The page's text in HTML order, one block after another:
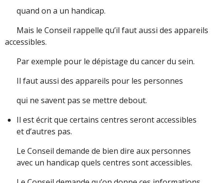
quand on a un handicap.
Mais le Conseil rappelle qu’il faut aussi des appareils
accessibles.
Par exemple pour le dépistage du cancer du sein.
Il faut aussi des appareils pour les personnes
qui ne savent pas se mettre debout.
Il est écrit que certains centres seront accessibles
et d’autres pas.
Le Conseil demande de bien dire aux personnes
avec un handicap quels centres sont accessibles.